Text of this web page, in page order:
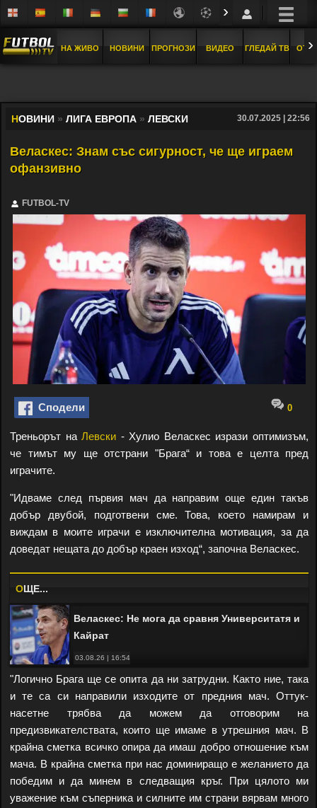
›
НА ЖИВО НОВИНИ ПРОГНОЗИ ВИДЕО ГЛЕДАЙ ТВ ›
НОВИНИ » ЛИГА ЕВРОПА » ЛЕВСКИ 30.07.2025 | 22:56
Веласкес: Знам със сигурност, че ще играем
офанзивно
FUTBOL-TV
Сподели 0
Треньорът наЛевски - Хулио Веласкес изрази оптимизъм,
че тимът му ще отстрани "Брага“ и това е целта пред
играчите.
"Идваме след първия мач да направим още един такъв
добър двубой, подготвени сме. Това, което намирам и
виждам в моите играчи е изключителна мотивация, за да
доведат нещата до добър краен изход“, започна Веласкес.
OЩЕ...
03.08.26 | 16:54
Веласкес: Не мога да сравня Университатя и
Кайрат
"Логично Брага ще се опита да ни затрудни. Както ние, така
и те са си направили изходите от предния мач. Оттук-
насетне трябва да можем да отговорим на
предизвикателствата, които ще имаме в утрешния мач. В
крайна сметка всичко опира да имаш добро отношение към
мача. В крайна сметка при нас доминиращо е желанието да
победим и да минем в следващия кръг. При цялото ми
уважение към съперника и силните им страни вярвам много